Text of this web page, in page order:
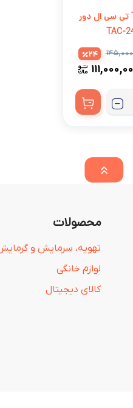
کولرگازی 24000 روتاری-T1 تی سی ال دور
24
محصولات
تهویه، سرمایش و
لوازم خانگی
کالای دیجیتال